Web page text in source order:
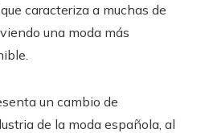
caracteriza a muchas de
una moda más
un cambio de
de la moda española, al